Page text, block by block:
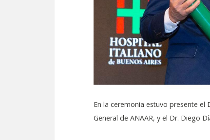
En la ceremonia estuvo presente el
General de ANAAR, y el Dr. Diego